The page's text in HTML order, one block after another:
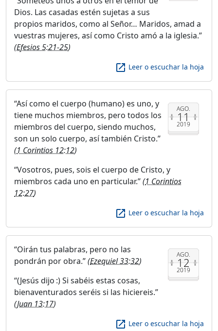
Dios. Las casadas estén sujetas a sus
propios maridos, como al Señor… Maridos, amad a
vuestras mujeres, así como Cristo amó a la iglesia.
(Efesios 5:21-25)
launch Leer o escuchar la hoja
AGO.
11
2019
Así como el cuerpo (humano) es uno, y
tiene muchos miembros, pero todos los
miembros del cuerpo, siendo muchos,
son un solo cuerpo, así también Cristo.
(1 Corintios 12:12)
Vosotros, pues, sois el cuerpo de Cristo, y
miembros cada uno en particular. (1 Corintios
12:27)
launch Leer o escuchar la hoja
AGO.
12
2019
Oirán tus palabras, pero no las
pondrán por obra. (Ezequiel 33:32)
(Jesús dijo :) Si sabéis estas cosas,
bienaventurados seréis si las hiciereis.
(Juan 13:17)
launch Leer o escuchar la hoja